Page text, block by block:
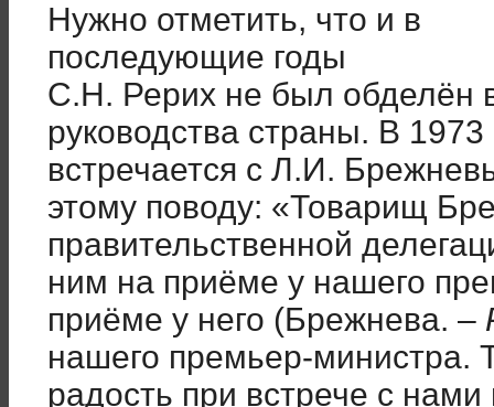
Нужно отметить, что и в
последующие годы
С.Н. Рерих не был обделён
руководства страны. В
встречается с Л.И.
этому поводу: «Товарищ
правительственной
ним на приёме у нашего
приёме у него (Брежнева. –
нашего премьер-
радость при встрече с